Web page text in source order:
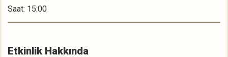
Saat: 15:00
Etkinlik Hakkında